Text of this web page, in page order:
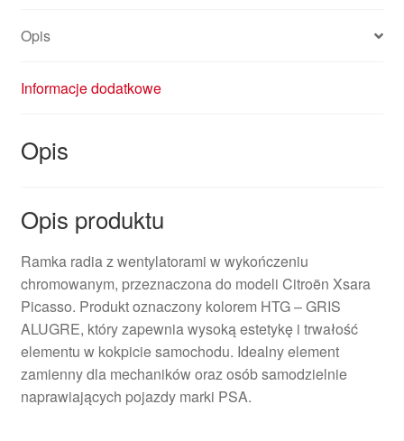
Opis
Informacje dodatkowe
Opis
Opis produktu
Ramka radia z wentylatorami w wykończeniu
chromowanym, przeznaczona do modeli Citroën Xsara
Picasso. Produkt oznaczony kolorem HTG – GRIS
ALUGRE, który zapewnia wysoką estetykę i trwałość
elementu w kokpicie samochodu. Idealny element
zamienny dla mechaników oraz osób samodzielnie
naprawiających pojazdy marki PSA.